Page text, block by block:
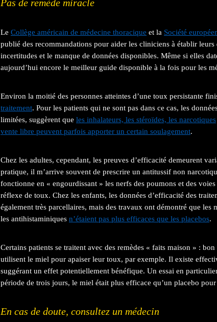
Pas de remède miracle
Le Collège américain de médecine thoracique et la Société
publié des recommandations pour aider les cliniciens à établir leurs
incertitudes et le manque de données disponibles. Même si elles
aujourd’hui encore le meilleur guide disponible à la fois pour les
Environ la moitié des personnes atteintes d’une toux persistante
traitement. Pour les patients qui ne sont pas dans ce cas, les
limitées, suggèrent que les inhalateurs, les stéroïdes, les narcotiques
vente libre peuvent parfois apporter un certain soulagement.
Chez les adultes, cependant, les preuves d’efficacité demeurent
pratique, il m’arrive souvent de prescrire un antitussif non
fonctionne en « engourdissant » les nerfs des poumons et des
réflexe de toux. Chez les enfants, les données d’efficacité des
également très parcellaires, mais des travaux ont démontré que les
les antihistaminiques n’étaient pas plus efficaces que les placebos.
Certains patients se traitent avec des remèdes « faits maison » :
utilisent le miel pour apaiser leur toux, par exemple. Il existe
suggérant un effet potentiellement bénéfique. Un essai en
période de trois jours, le miel était plus efficace qu’un placebo pour
En cas de doute, consultez un médecin